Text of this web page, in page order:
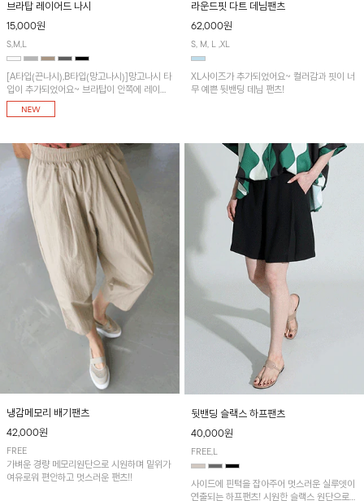
브라탑 레이어드 나시
15,000원
S,M,L
[A타입(끈나시),B타입(망고나시)]망고나시 타
입이 추가되었어요~ 브라탑이 안쪽에 레이어
드 되어 실용적인 나시!
라운드핏 다트 데님팬츠
62,000원
S, M, L ,XL
XL사이즈가 추가되었어요~ 컬러감과 핏이 너
무 예쁜 뒷밴딩 데님 팬츠!
냉감메모리 배기팬츠
42,000원
FREE
가벼운 경량 메모리원단으로 시원하며 밑위가
여유로워 편안하고 멋스러운 팬츠!!
뒷밴딩 슬랙스 하프팬츠
40,000원
FREE,L
사이드에 핀턱을 잡아주어 멋스러운 실루엣이
연출되는 하프팬츠! 시원한 슬랙스 원단으로